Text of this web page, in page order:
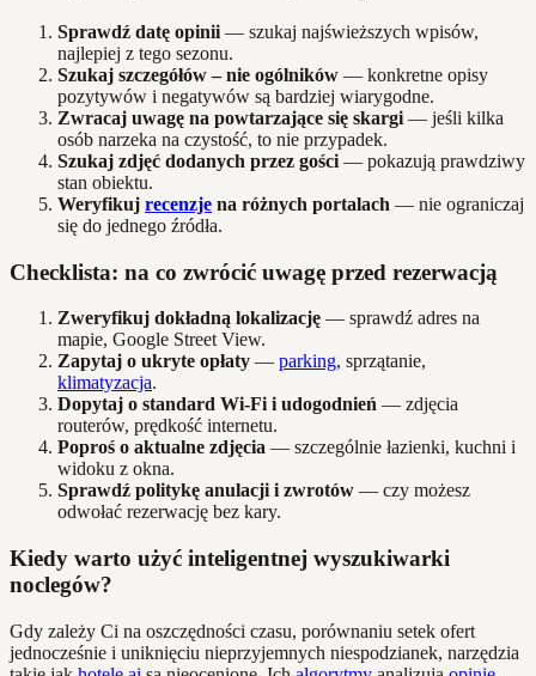
Sprawdź datę opinii — szukaj najświeższych wpisów,
najlepiej z tego sezonu.
Szukaj szczegółów – nie ogólników — konkretne opisy
pozytywów i negatywów są bardziej wiarygodne.
Zwracaj uwagę na powtarzające się skargi — jeśli kilka
osób narzeka na czystość, to nie przypadek.
Szukaj zdjęć dodanych przez gości — pokazują prawdziwy
stan obiektu.
Weryfikuj recenzje na różnych portalach — nie ograniczaj
się do jednego źródła.
Checklista: na co zwrócić uwagę przed rezerwacją
Zweryfikuj dokładną lokalizację — sprawdź adres na
mapie, Google Street View.
Zapytaj o ukryte opłaty — parking, sprzątanie,
klimatyzacja.
Dopytaj o standard Wi-Fi i udogodnień — zdjęcia
routerów, prędkość internetu.
Poproś o aktualne zdjęcia — szczególnie łazienki, kuchni i
widoku z okna.
Sprawdź politykę anulacji i zwrotów — czy możesz
odwołać rezerwację bez kary.
Kiedy warto użyć inteligentnej wyszukiwarki
noclegów?
Gdy zależy Ci na oszczędności czasu, porównaniu setek ofert
jednocześnie i uniknięciu nieprzyjemnych niespodzianek, narzędzia